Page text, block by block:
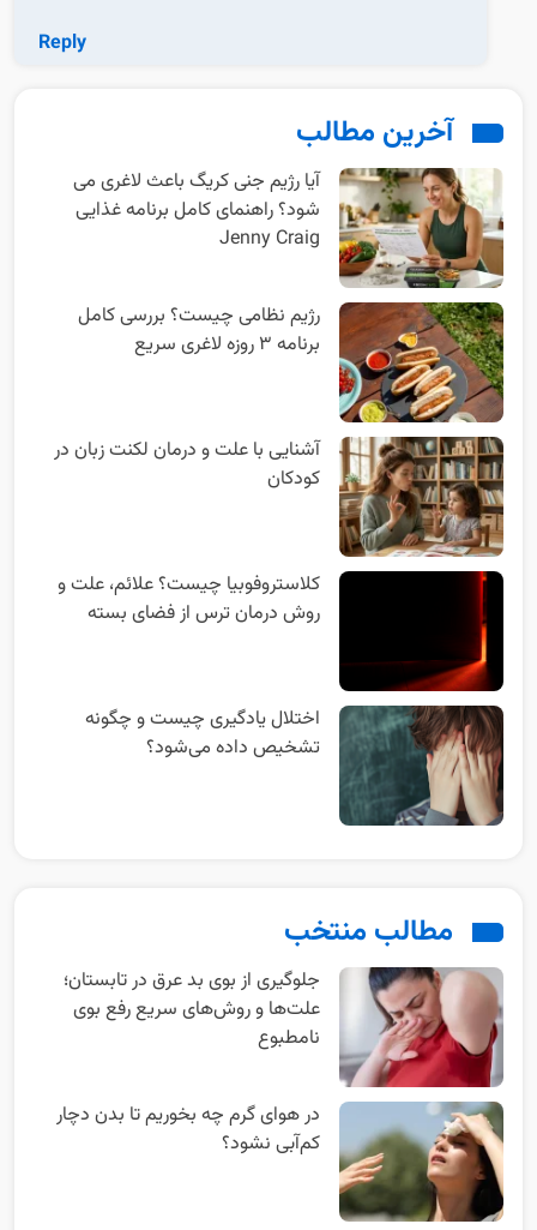
Reply
آخرین مطالب
آیا رژیم جنی کریگ باعث لاغری می
شود؟ راهنمای کامل برنامه غذایی
Jenny Craig
رژیم نظامی چیست؟ بررسی کامل
برنامه ۳ روزه لاغری سریع
آشنایی با علت و درمان لکنت زبان در
کودکان
کلاستروفوبیا چیست؟ علائم، علت و
روش درمان ترس از فضای بسته
اختلال یادگیری چیست و چگونه
تشخیص داده می‌شود؟
مطالب منتخب
جلوگیری از بوی بد عرق در تابستان؛
علت‌ها و روش‌های سریع رفع بوی
نامطبوع
در هوای گرم چه بخوریم تا بدن دچار
کم‌آبی نشود؟